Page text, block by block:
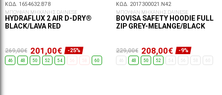
ΚΩΔ. 1654632.B78
ΜΠΟΥΦΑΝ ΜΗΧΑΝΗΣ DAINESE
HYDRAFLUX 2 AIR D-DRY®
BLACK/LAVA RED
269,00€ 201,00€ -25%
46 48 50 52 54 56 58 60
ΚΩΔ. 2017300021.N42
ΜΠΟΥΦΑΝ ΜΗΧΑΝΗΣ DAINESE
BOVISA SAFETY HOODIE FULL
ZIP GREY-MELANGE/BLACK
229,00€ 208,00€ -9%
46 48 50 52 54 56 58 60